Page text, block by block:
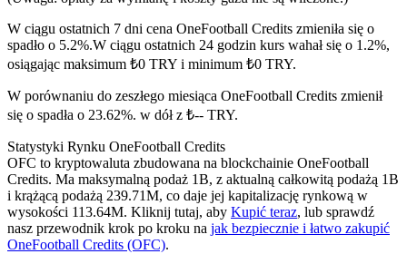
Kontrakty futures wykorzystujące USDC jako zabezpieczenie
W ciągu ostatnich 7 dni cena OneFootball Credits zmieniła się o
spadło o 5.2%.W ciągu ostatnich 24 godzin kurs wahał się o 1.2%,
osiągając maksimum ₺0 TRY i minimum ₺0 TRY.
W porównaniu do zeszłego miesiąca OneFootball Credits zmienił
się o spadła o 23.62%. w dół z ₺-- TRY.
Statystyki Rynku OneFootball Credits
OFC to kryptowaluta zbudowana na blockchainie OneFootball
Credits. Ma maksymalną podaż 1B, z aktualną całkowitą podażą 1B
i krążącą podażą 239.71M, co daje jej kapitalizację rynkową w
wysokości 113.64M. Kliknij tutaj, aby Kupić teraz, lub sprawdź
nasz przewodnik krok po kroku na jak bezpiecznie i łatwo zakupić
OneFootball Credits (OFC).